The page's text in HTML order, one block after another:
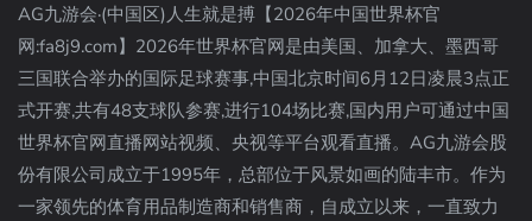
AG九游会·(中国区)人生就是搏【2026年中国世界杯官
网:fa8j9.com】2026年世界杯官网是由美国、加拿大、墨西哥
三国联合举办的国际足球赛事,中国北京时间6月12日凌晨3点正
式开赛,共有48支球队参赛,进行104场比赛,国内用户可通过中国
世界杯官网直播网站视频、央视等平台观看直播。AG九游会股
份有限公司成立于1995年，总部位于风景如画的陆丰市。作为
一家领先的体育用品制造商和销售商，自成立以来，一直致力